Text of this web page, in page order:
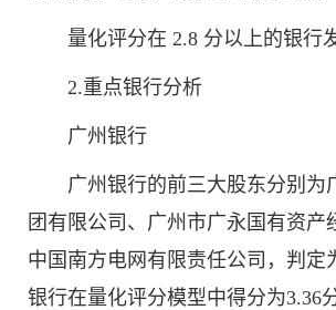
量化评分在 2.8 分以上的银行
2.重点银行分析
广州银行
广州银行的前三大股东分别为
团有限公司、广州市广永国有资产
中国南方电网有限责任公司，判定
银行在量化评分模型中得分为3.36